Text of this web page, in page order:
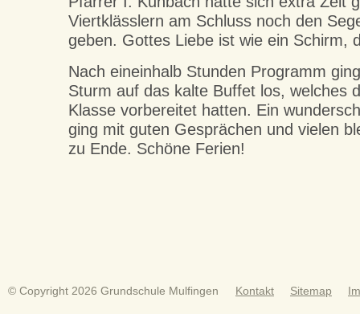
Viertklässlern am Schluss noch den
geben. Gottes Liebe ist wie ein Schirm,
Nach eineinhalb Stunden Programm
Sturm auf das kalte Buffet los, welches
Klasse vorbereitet hatten. Ein
ging mit guten Gesprächen und vielen
zu Ende. Schöne Ferien!
© Copyright 2026 Grundschule Mulfingen Kontakt Sitemap